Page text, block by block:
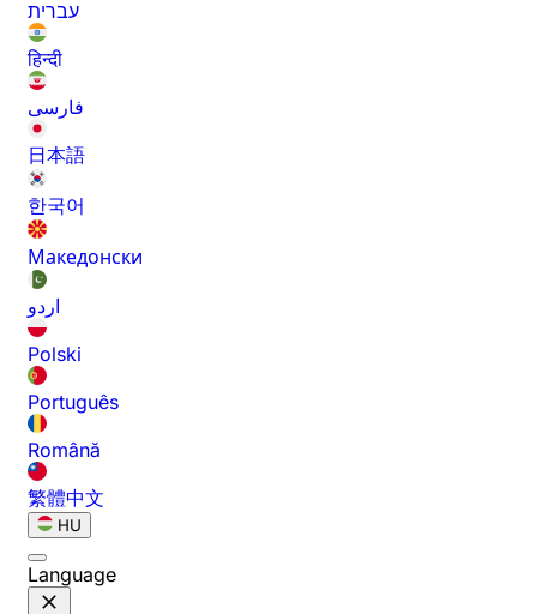
עברית
हिन्दी
فارسی
日本語
한국어
Македонски
اردو
Polski
Português
Română
繁體中文
HU
Language